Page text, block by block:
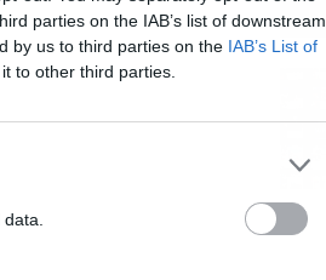
parties on the IAB’s list of downstream
by us to third parties on the IAB’s List of
to other third parties.